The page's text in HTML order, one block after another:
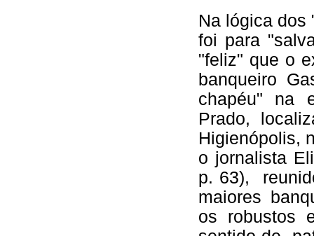
Na lógica dos
foi para
"feliz" que o
banqueiro
chapéu" na
Prado,
Higienópolis,
o jornalista
p. 63),
maiores
os robustos